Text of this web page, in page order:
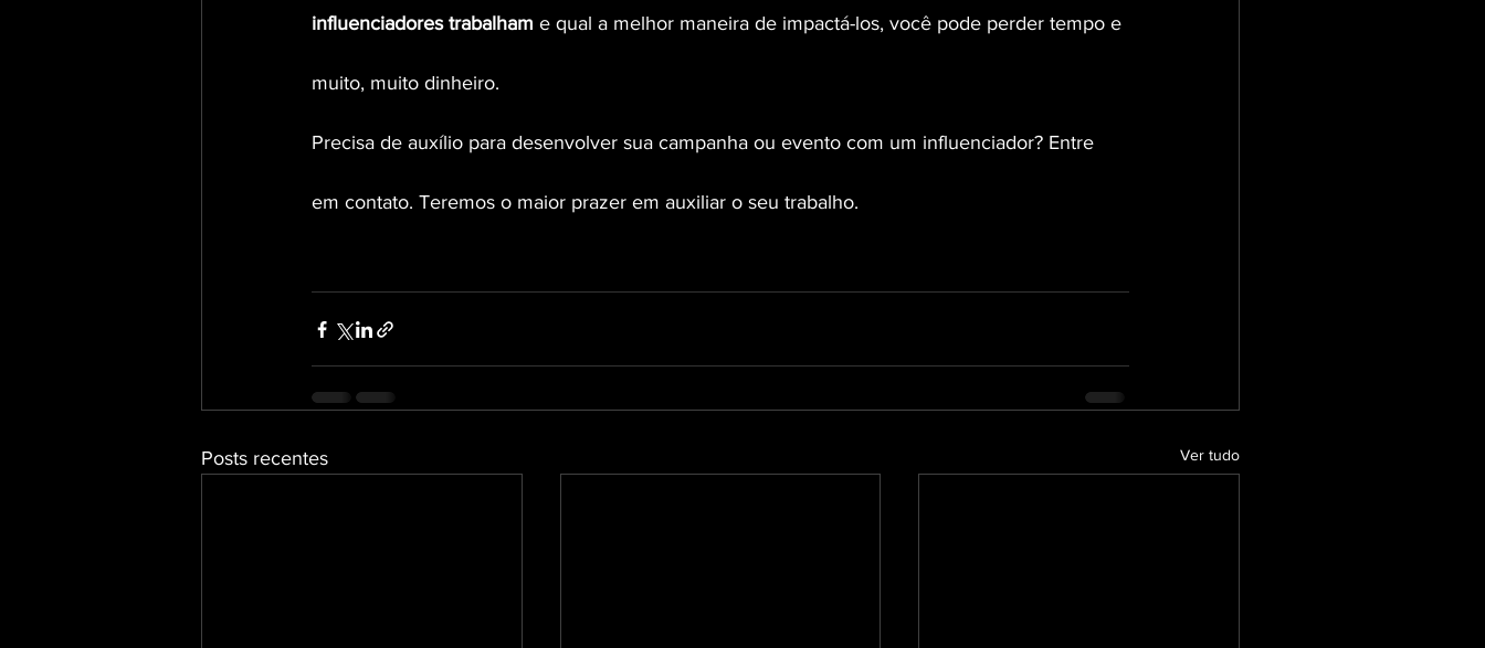
influenciadores trabalham e qual a melhor maneira de impactá-los, você pode perder tempo e
muito, muito dinheiro.
Precisa de auxílio para desenvolver sua campanha ou evento com um influenciador? Entre
em contato. Teremos o maior prazer em auxiliar o seu trabalho.
Posts recentes Ver tudo